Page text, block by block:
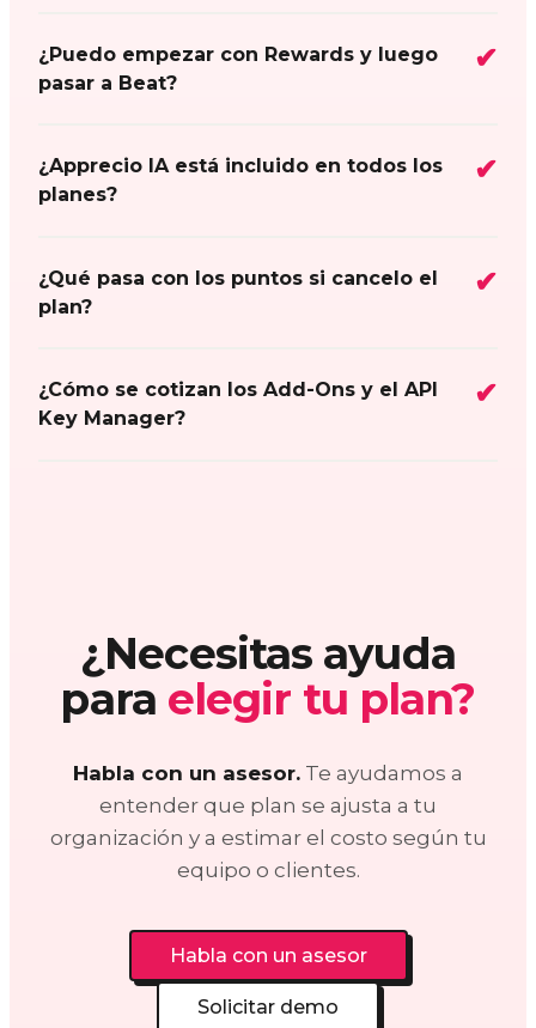
¿Puedo empezar con Rewards y luego
pasar a Beat?
¿Apprecio IA está incluido en todos los
planes?
¿Qué pasa con los puntos si cancelo el
plan?
¿Cómo se cotizan los Add-Ons y el API
Key Manager?
¿Necesitas ayuda
para elegir tu plan?
Habla con un asesor. Te ayudamos a
entender que plan se ajusta a tu
organización y a estimar el costo según tu
equipo o clientes.
Habla con un asesor
Solicitar demo